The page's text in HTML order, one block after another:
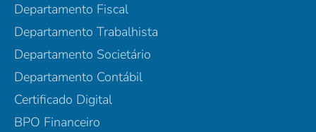
Departamento Fiscal
Departamento Trabalhista
Departamento Societário
Departamento Contábil
Certificado Digital
BPO Financeiro